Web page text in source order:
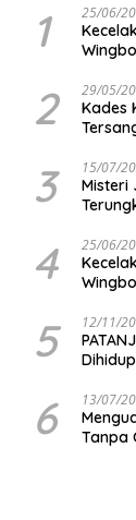
1 25/06/
2 29/05/
Kades
3 15/07/
Misteri
4 25/06/
RS
5 12/11/
6 13/07/
Tanpa